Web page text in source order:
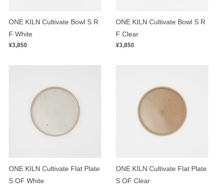
ONE KILN Cultivate Bowl S R
F White
¥3,850
ONE KILN Cultivate Bowl S R
F Clear
¥3,850
ONE KILN Cultivate Flat Plate
S OF White
ONE KILN Cultivate Flat Plate
S OF Clear